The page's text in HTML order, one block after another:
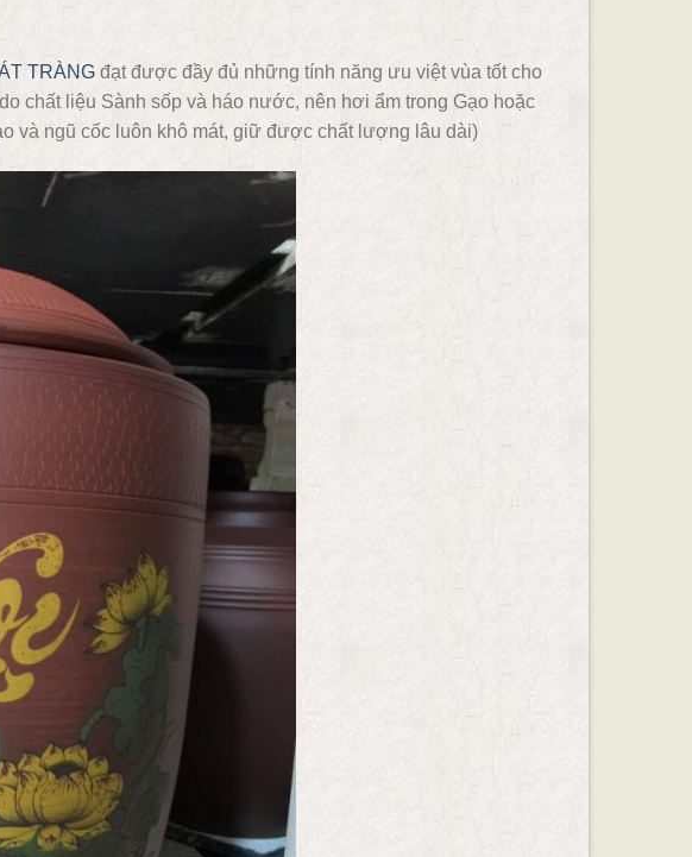
TRÀNGđạt được đầy đủ những tính năng ưu việt vùa tốtcho
chất liệu Sành sốp và háo nước, nên hơi ẩm trong Gạo hoặc
và ngũ cốc luôn khô mát, giữ được chất lượng lâu dài)